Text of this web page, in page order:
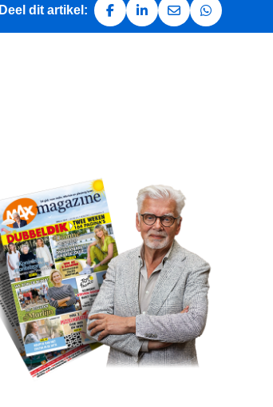
Deel dit artikel:
Deel op Facebook
Deel op LinkedIn
Deel via e-mail
Deel via